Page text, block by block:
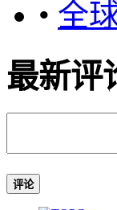
• 全
最新评
评论